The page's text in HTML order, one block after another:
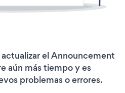
el Announcement
aún más tiempo y es
problemas o errores.